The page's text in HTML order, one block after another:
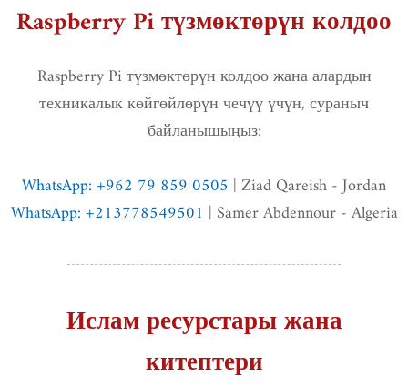
Raspberry Pi түзмөктөрүн колдоо
Raspberry Pi түзмөктөрүн колдоо жана алардын
техникалык көйгөйлөрүн чечүү үчүн, сураныч
байланышыңыз:
WhatsApp: +962 79 859 0505 | Ziad Qareish - Jordan
WhatsApp: +213778549501 | Samer Abdennour - Algeria
Ислам ресурстары жана
китептери